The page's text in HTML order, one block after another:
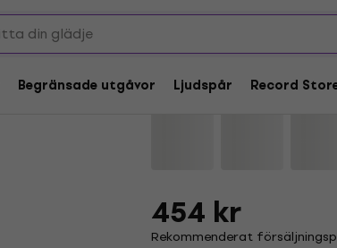
Begränsade utgåvor Ljudspår Record
Julianna Barwick -
Varumärke:Julianna Barwick
454 kr
Rekommenderat